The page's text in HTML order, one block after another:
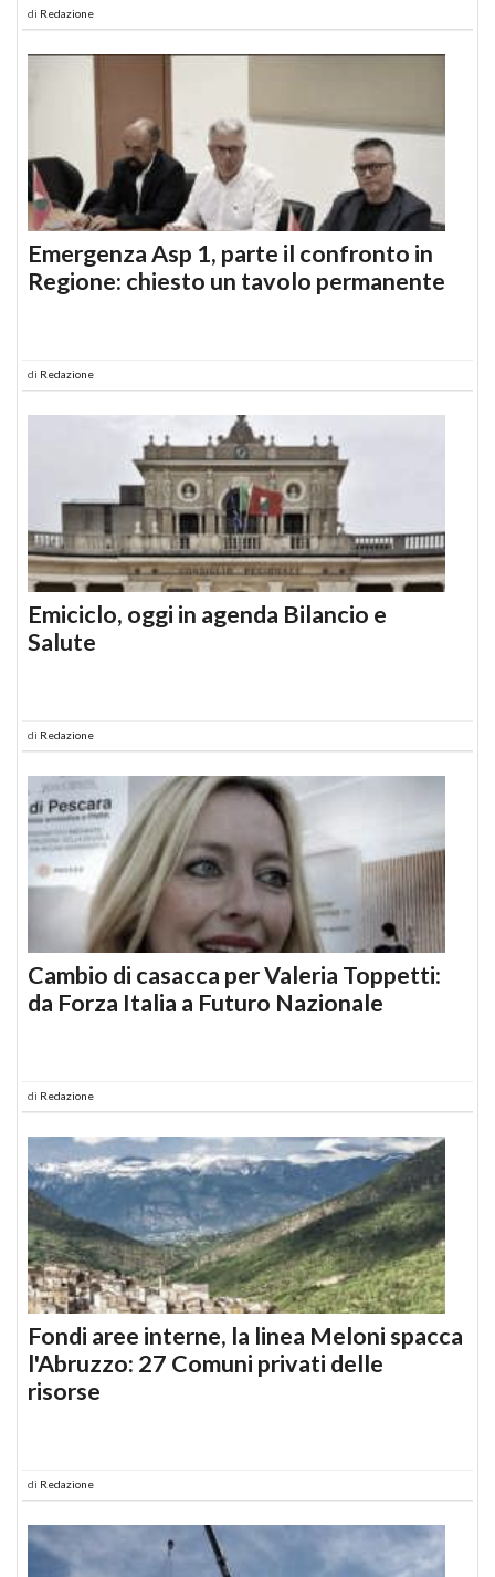
di Redazione
Emergenza Asp 1, parte il confronto in
Regione: chiesto un tavolo permanente
di Redazione
Emiciclo, oggi in agenda Bilancio e
Salute
di Redazione
Cambio di casacca per Valeria Toppetti:
da Forza Italia a Futuro Nazionale
di Redazione
Fondi aree interne, la linea Meloni spacca
l'Abruzzo: 27 Comuni privati delle
risorse
di Redazione